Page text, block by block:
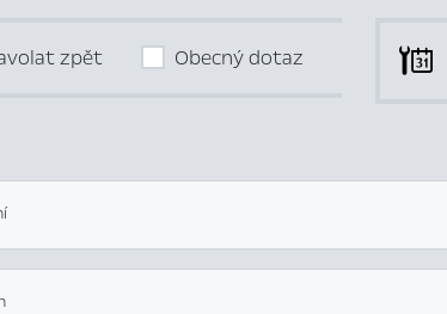
zpět Obecný dotaz